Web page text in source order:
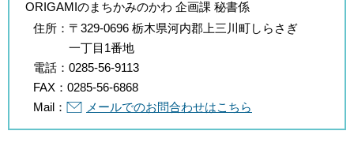
ORIGAMIのまちかみのかわ 企画課 秘書係
住所： 〒329-0696 栃木県河内郡上三川町しらさぎ
一丁目1番地
電話： 0285-56-9113
FAX： 0285-56-6868
Mail：
メールでのお問合わせはこちら